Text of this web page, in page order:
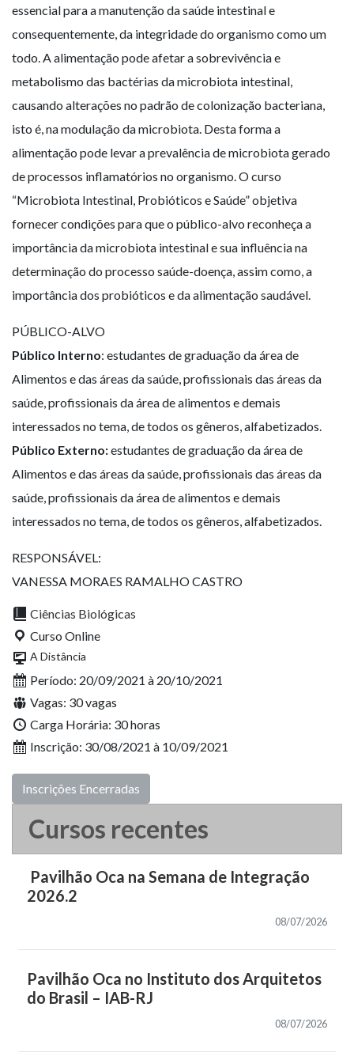
essencial para a manutenção da saúde intestinal e
consequentemente, da integridade do organismo como um
todo. A alimentação pode afetar a sobrevivência e
metabolismo das bactérias da microbiota intestinal,
causando alterações no padrão de colonização bacteriana,
isto é, na modulação da microbiota. Desta forma a
alimentação pode levar a prevalência de microbiota gerado
de processos inflamatórios no organismo. O curso
“Microbiota Intestinal, Probióticos e Saúde” objetiva
fornecer condições para que o público-alvo reconheça a
importância da microbiota intestinal e sua influência na
determinação do processo saúde-doença, assim como, a
importância dos probióticos e da alimentação saudável.
PÚBLICO-ALVO
Público Interno: estudantes de graduação da área de
Alimentos e das áreas da saúde, profissionais das áreas da
saúde, profissionais da área de alimentos e demais
interessados no tema, de todos os gêneros, alfabetizados.
Público Externo:estudantes de graduação da área de
Alimentos e das áreas da saúde, profissionais das áreas da
saúde, profissionais da área de alimentos e demais
interessados no tema, de todos os gêneros, alfabetizados.
RESPONSÁVEL:
VANESSA MORAES RAMALHO CASTRO
Ciências Biológicas
Curso Online
A Distância
Período: 20/09/2021 à 20/10/2021
Vagas: 30 vagas
Carga Horária: 30 horas
Inscrição: 30/08/2021 à 10/09/2021
Inscrições Encerradas
Cursos recentes
Pavilhão Oca na Semana de Integração
2026.2
08/07/2026
Pavilhão Oca no Instituto dos Arquitetos
do Brasil – IAB-RJ
08/07/2026